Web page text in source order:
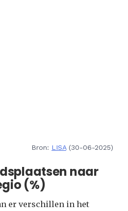
Bron: LISA(30-06-2025)
naar
(%)
er verschillen in het